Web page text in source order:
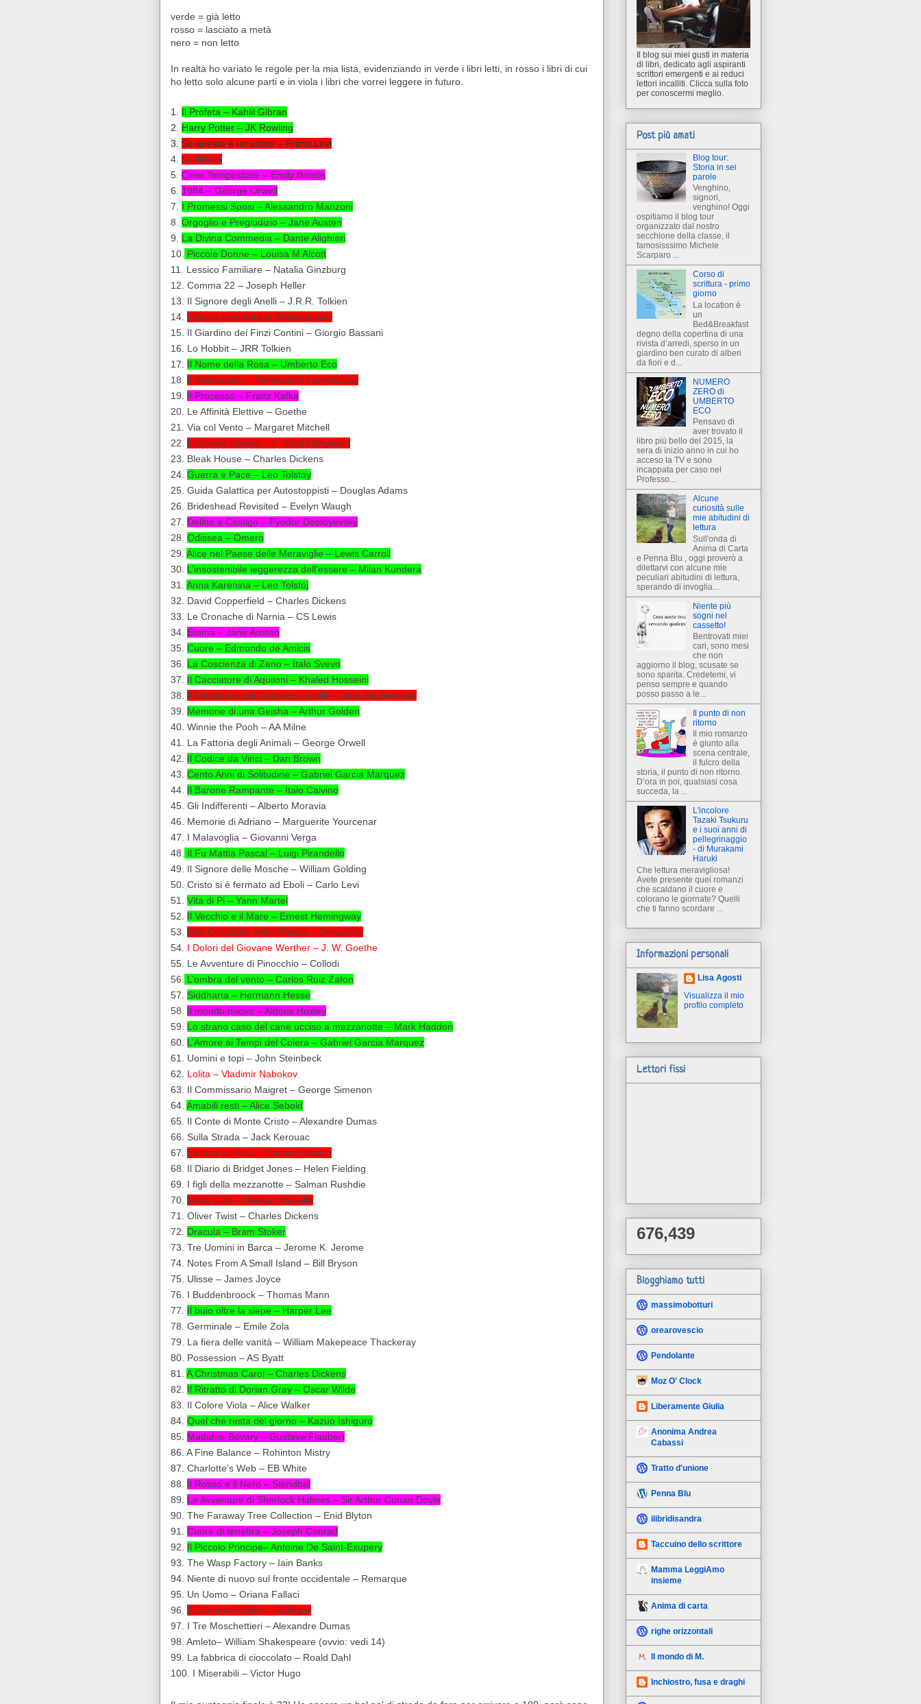
verde = già letto
rosso = lasciato a metà
nero = non letto
In realtà ho variato le regole per la mia lista, evidenziando in verde i libri letti, in rosso i libri di cui
ho letto solo alcune parti e in viola i libri che vorrei leggere in futuro.
1. Il Profeta – Kahlil Gibran
2. Harry Potter – JK Rowling
3. Se questo è un uomo – Primo Levi
4. La Bibbia
5. Cime Tempestose – Emily Bronte
6. 1984 – George Orwell
7. I Promessi Sposi – Alessandro Manzoni
8. Orgoglio e Pregiudizio – Jane Austen
9. La Divina Commedia – Dante Alighieri
10. Piccole Donne – Louisa M Alcott
11. Lessico Familiare – Natalia Ginzburg
12. Comma 22 – Joseph Heller
13. Il Signore degli Anelli – J.R.R. Tolkien
14. L’opera completa di Shakespeare
15. Il Giardino dei Finzi Contini – Giorgio Bassani
16. Lo Hobbit – JRR Tolkien
17. Il Nome della Rosa – Umberto Eco
18. Il Gattopardo – Tommasi di Lampedusa
19. Il Processo – Franz Kafka
20. Le Affinità Elettive – Goethe
21. Via col Vento – Margaret Mitchell
22. Il Grande Gatsby – F. Scott Fitzgerald
23. Bleak House – Charles Dickens
24. Guerra e Pace – Leo Tolstoy
25. Guida Galattica per Autostoppisti – Douglas Adams
26. Brideshead Revisited – Evelyn Waugh
27. Delitto e Castigo – Fyodor Dostoyevsky
28. Odissea – Omero
29. Alice nel Paese delle Meraviglie – Lewis Carroll
30. L’insostenibile leggerezza dell’essere – Milan Kundera
31. Anna Karenina – Leo Tolstoj
32. David Copperfield – Charles Dickens
33. Le Cronache di Narnia – CS Lewis
34. Emma – Jane Austen
35. Cuore – Edmondo de Amicis
36. La Coscienza di Zeno – Italo Svevo
37. Il Cacciatore di Aquiloni – Khaled Hosseini
38. Il Mandolino del Capitano Corelli – Louis De Berniere
39. Memorie di una Geisha – Arthur Golden
40. Winnie the Pooh – AA Milne
41. La Fattoria degli Animali – George Orwell
42. Il Codice da Vinci – Dan Brown
43. Cento Anni di Solitudine – Gabriel Garcia Marquez
44. Il Barone Rampante – Italo Calvino
45. Gli Indifferenti – Alberto Moravia
46. Memorie di Adriano – Marguerite Yourcenar
47. I Malavoglia – Giovanni Verga
48.
Il Fu Mattia Pascal – Luigi Pirandello
49. Il Signore delle Mosche – William Golding
50. Cristo si è fermato ad Eboli – Carlo Levi
51. Vita di Pi – Yann Martel
52. Il Vecchio e il Mare – Ernest Hemingway
53. Don Chisciotte della Mancia – Cervantes
54. I Dolori del Giovane Werther – J. W. Goethe
55. Le Avventure di Pinocchio – Collodi
56.
L’ombra del vento – Carlos Ruiz Zafon
57. Siddharta – Hermann Hesse
58. Il mondo nuovo – Aldous Huxley
59. Lo strano caso del cane ucciso a mezzanotte – Mark Haddon
60. L’Amore ai Tempi del Colera – Gabriel Garcia Marquez
61. Uomini e topi – John Steinbeck
62. Lolita – Vladimir Nabokov
63. Il Commissario Maigret – George Simenon
64. Amabili resti – Alice Sebold
65. Il Conte di Monte Cristo – Alexandre Dumas
66. Sulla Strada – Jack Kerouac
67. La luna e i Falò – Cesare Pavese
68. Il Diario di Bridget Jones – Helen Fielding
69. I figli della mezzanotte – Salman Rushdie
70. Moby Dick – Herman Melville
71. Oliver Twist – Charles Dickens
72. Dracula – Bram Stoker
73. Tre Uomini in Barca – Jerome K. Jerome
74. Notes From A Small Island – Bill Bryson
75. Ulisse – James Joyce
76. I Buddenbroock – Thomas Mann
77. Il buio oltre la siepe – Harper Lee
78. Germinale – Emile Zola
79. La fiera delle vanità – William Makepeace Thackeray
80. Possession – AS Byatt
81. A Christmas Carol – Charles Dickens
82. Il Ritratto di Dorian Gray – Oscar Wilde
83. Il Colore Viola – Alice Walker
84. Quel che resta del giorno – Kazuo Ishiguro
85. Madame Bovary – Gustave Flaubert
86. A Fine Balance – Rohinton Mistry
87. Charlotte’s Web – EB White
88. Il Rosso e il Nero – Stendhal
89. Le Avventure di Sherlock Holmes – Sir Arthur Conan Doyle
90. The Faraway Tree Collection – Enid Blyton
91. Cuore di tenebra – Joseph Conrad
92. Il Piccolo Principe– Antoine De Saint-Exupery
93. The Wasp Factory – Iain Banks
94. Niente di nuovo sul fronte occidentale – Remarque
95. Un Uomo – Oriana Fallaci
96. Il Giovane Holden – Salinger
97. I Tre Moschettieri – Alexandre Dumas
98. Amleto– William Shakespeare (ovvio: vedi 14)
99. La fabbrica di cioccolato – Roald Dahl
100. I Miserabili – Victor Hugo
Il blog sui miei gusti in materia
di libri, dedicato agli aspiranti
scrittori emergenti e ai reduci
lettori incalliti. Clicca sulla foto
per conoscermi meglio.
Post più amati
Blog tour:
Storia in sei
parole
Venghino,
signori,
venghino! Oggi
ospitiamo il blog tour
organizzato dal nostro
secchione della classe, il
famosisssimo Michele
Scarparo ...
Corso di
scrittura - primo
giorno
La location è
un
Bed&Breakfast
degno della copertina di una
rivista d’arredi, sperso in un
giardino ben curato di alberi
da fiori e d...
NUMERO
ZERO di
UMBERTO
ECO
Pensavo di
aver trovato il
libro più bello del 2015, la
sera di inizio anno in cui ho
acceso la TV e sono
incappata per caso nel
Professo...
Alcune
curiosità sulle
mie abitudini di
lettura
Sull'onda di
Anima di Carta
e Penna Blu , oggi proverò a
dilettarvi con alcune mie
peculiari abitudini di lettura,
sperando di invoglia...
Niente più
sogni nel
cassetto!
Bentrovati miei
cari, sono mesi
che non
aggiorno il blog, scusate se
sono sparita. Credetemi, vi
penso sempre e quando
posso passo a le...
Il punto di non
ritorno
Il mio romanzo
è giunto alla
scena centrale,
il fulcro della
storia, il punto di non ritorno.
D’ora in poi, qualsiasi cosa
succeda, la ...
L'incolore
Tazaki Tsukuru
e i suoi anni di
pellegrinaggio
- di Murakami
Haruki
Che lettura meravigliosa!
Avete presente quei romanzi
che scaldano il cuore e
colorano le giornate? Quelli
che ti fanno scordare ...
Informazioni personali
Lisa Agosti
Visualizza il mio
profilo completo
Lettori fissi
676,439
Blogghiamo tutti
massimobotturi
orearovescio
Pendolante
Moz O' Clock
Liberamente Giulia
Anonima Andrea
Cabassi
Tratto d'unione
Penna Blu
ilibridisandra
Taccuino dello scrittore
Mamma LeggiAmo
insieme
Anima di carta
righe orizzontali
Il mondo di M.
Inchiostro, fusa e draghi